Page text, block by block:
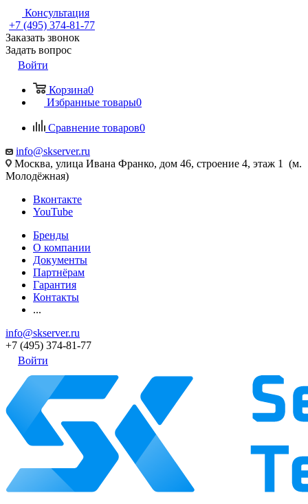
Консультация
+7 (495) 374-81-77
Заказать звонок
Задать вопрос
Войти
Корзина0
Избранные товары0
Сравнение товаров0
info@skserver.ru
Москва, улица Ивана Франко, дом 46, строение 4, этаж 1 (м.
Молодёжная)
Вконтакте
YouTube
Бренды
О компании
Документы
Партнёрам
Гарантия
Контакты
...
info@skserver.ru
+7 (495) 374-81-77
Войти